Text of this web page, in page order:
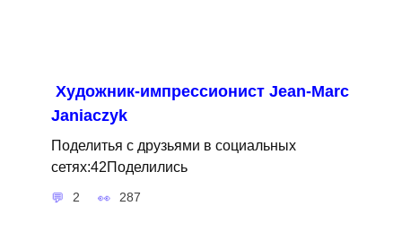
Художник-импрессионист Jean-Marc
Janiaczyk
Поделитья с друзьями в социальных
сетях:42Поделились
2 287